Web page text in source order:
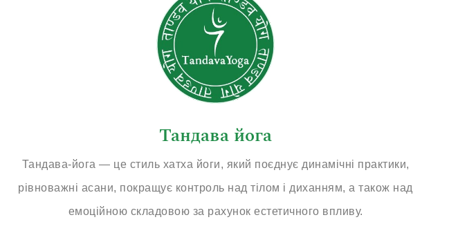
Тандава йога
Тандава-йога — це стиль хатха йоги, який поєднує динамічні практики,
рівноважні асани, покращує контроль над тілом і диханням, а також над
емоційною складовою за рахунок естетичного впливу.